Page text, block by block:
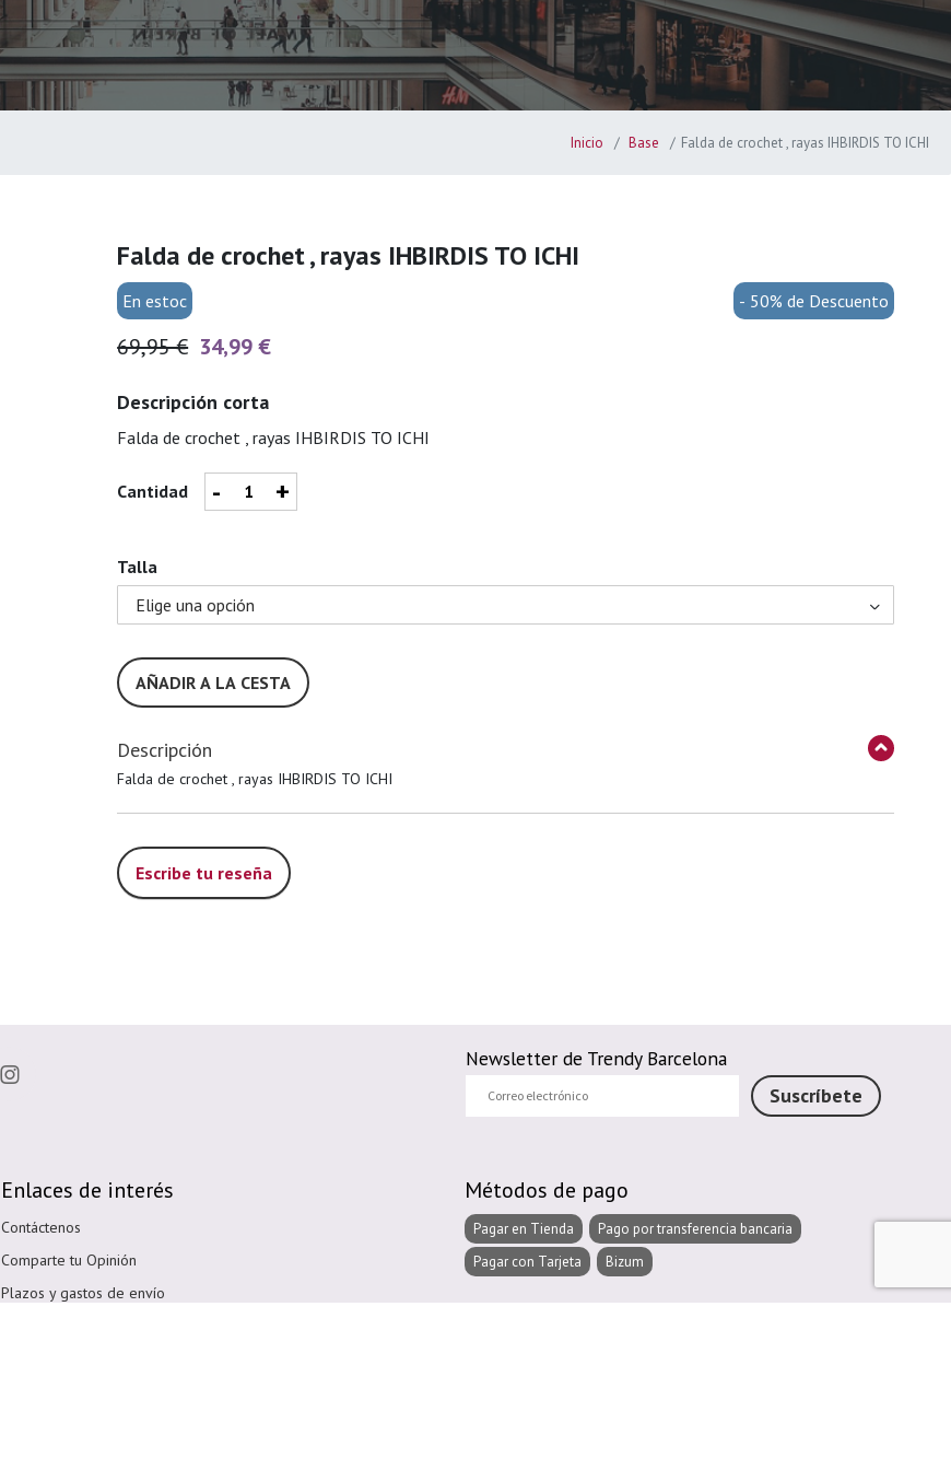
Inicio Base Falda de crochet , rayas IHBIRDIS TO ICHI
Falda de crochet , rayas IHBIRDIS TO ICHI
En estoc - 50% de Descuento
69,95 € 34,99 €
Descripción corta
Falda de crochet , rayas IHBIRDIS TO ICHI
Cantidad - +
Talla
AÑADIR A LA CESTA
Descripción
Falda de crochet , rayas IHBIRDIS TO ICHI
Escribe tu reseña
Newsletter de Trendy Barcelona
electrónico
Suscríbete
Enlaces de interés
Contáctenos
Comparte tu Opinión
Plazos y gastos de envío
Métodos de pago
Pagar en Tienda
Pago por transferencia bancaria
Pagar con Tarjeta
Bizum